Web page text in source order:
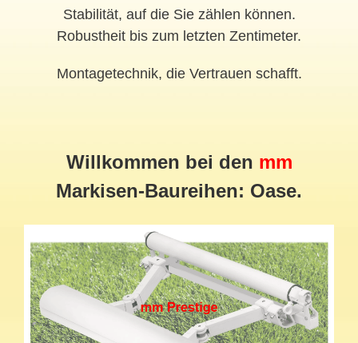
Stabilität, auf die Sie zählen können.
Robustheit bis zum letzten Zentimeter.
Montagetechnik, die Vertrauen schafft.
Willkommen bei den mm
Markisen-Baureihen: Oase.